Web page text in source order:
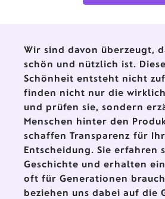
Wir sind davon überzeugt,
schön und nützlich ist.
Schönheit entsteht nicht
finden nicht nur die wirklich
und prüfen sie, sondern
Menschen hinter den
schaffen Transparenz für
Entscheidung. Sie erfahren
Geschichte und erhalten
oft für Generationen
beziehen uns dabei auf die